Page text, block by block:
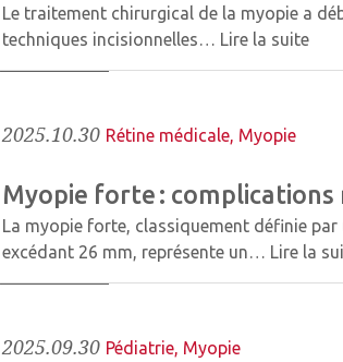
Le traitement chirurgical de la myopie a
techniques incisionnelles… Lire la suite
2025.10.30 Rétine médicale, Myopie
Myopie forte : complications
La myopie forte, classiquement définie
excédant 26 mm, représente un… Lire la
2025.09.30 Pédiatrie, Myopie